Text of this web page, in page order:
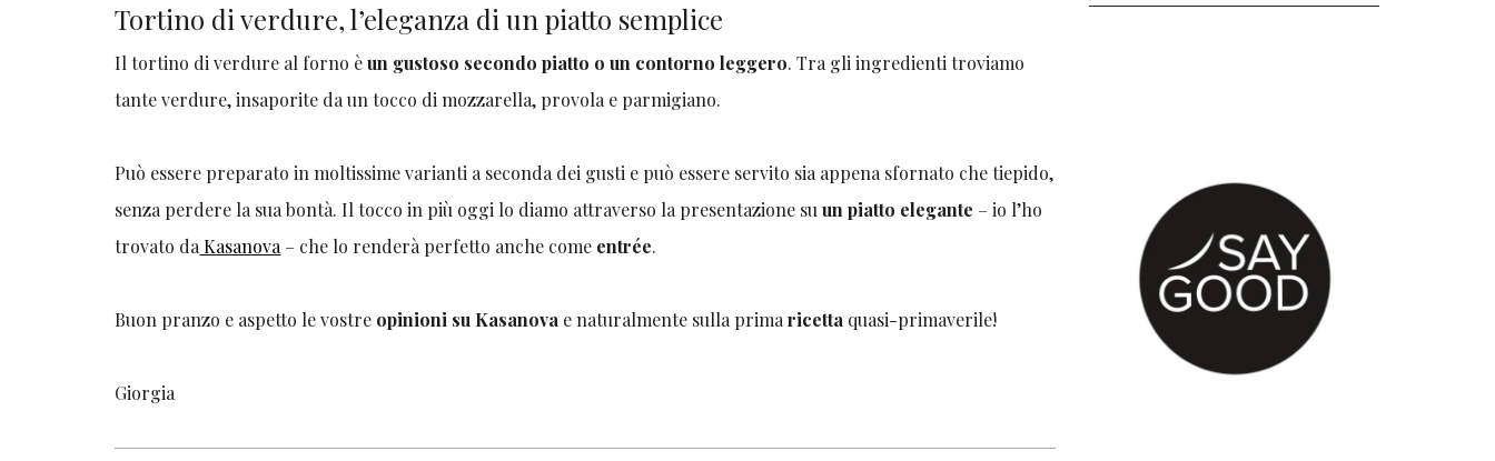
Tortino di verdure, l’eleganza di un piatto semplice
Il tortino di verdure al forno èun gustoso secondo piatto o un contorno leggero. Tra gli ingredienti troviamo
tante verdure, insaporite da un tocco di mozzarella, provola e parmigiano.
Può essere preparato in moltissime varianti a seconda dei gusti e può essere servito sia appena sfornato che tiepido,
senza perdere la sua bontà. Il tocco in più oggi lo diamo attraverso la presentazione suun piatto elegante – io l’ho
trovato daKasanova– che lo renderà perfetto anche come entrée.
Buon pranzo e aspetto le vostre opinioni su Kasanova e naturalmente sulla primaricetta quasi-primaverile!
Giorgia